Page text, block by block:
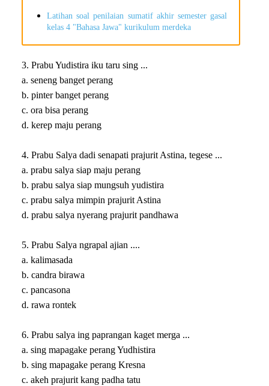
Latihan soal penilaian sumatif akhir semester gasal
kelas 4 "Bahasa Jawa" kurikulum merdeka
3. Prabu Yudistira iku taru sing ...
a. seneng banget perang
b. pinter banget perang
c. ora bisa perang
d. kerep maju perang
4. Prabu Salya dadi senapati prajurit Astina, tegese ...
a. prabu salya siap maju perang
b. prabu salya siap mungsuh yudistira
c. prabu salya mimpin prajurit Astina
d. prabu salya nyerang prajurit pandhawa
5. Prabu Salya ngrapal ajian ....
a. kalimasada
b. candra birawa
c. pancasona
d. rawa rontek
6. Prabu salya ing paprangan kaget merga ...
a. sing mapagake perang Yudhistira
b. sing mapagake perang Kresna
c. akeh prajurit kang padha tatu